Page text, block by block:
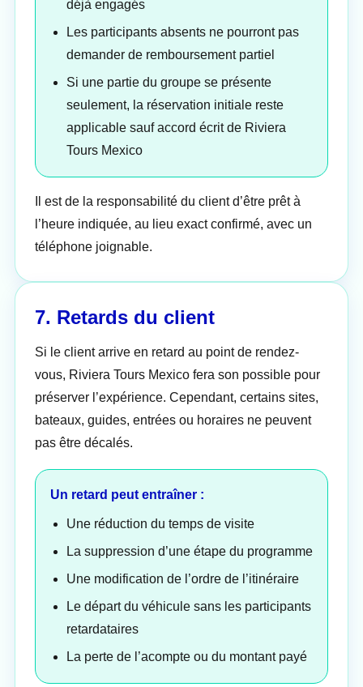
déjà engagés
Les participants absents ne pourront pas
demander de remboursement partiel
Si une partie du groupe se présente
seulement, la réservation initiale reste
applicable sauf accord écrit de Riviera
Tours Mexico
Il est de la responsabilité du client d’être prêt à
l’heure indiquée, au lieu exact confirmé, avec un
téléphone joignable.
7. Retards du client
Si le client arrive en retard au point de rendez-
vous, Riviera Tours Mexico fera son possible pour
préserver l’expérience. Cependant, certains sites,
bateaux, guides, entrées ou horaires ne peuvent
pas être décalés.
Un retard peut entraîner :
Une réduction du temps de visite
La suppression d’une étape du programme
Une modification de l’ordre de l’itinéraire
Le départ du véhicule sans les participants
retardataires
La perte de l’acompte ou du montant payé